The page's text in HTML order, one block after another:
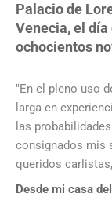
Palacio de
Venecia, el día
ochocientos
"En el pleno uso
larga en
las
consignados mis
queridos
Desde mi casa